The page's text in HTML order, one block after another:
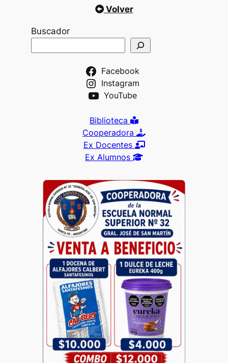
Volver
Buscador
Facebook
Instagram
YouTube
Biblioteca
Cooperadora
Ex Docentes
Ex Alumnos